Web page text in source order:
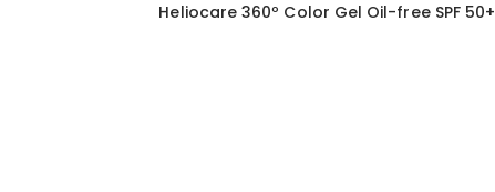
Heliocare 360º Color Gel Oil-free SPF 50+